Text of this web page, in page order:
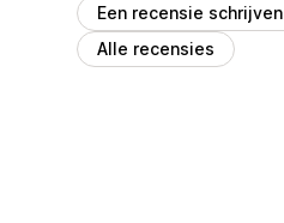
Een recensie schrijven
Alle recensies